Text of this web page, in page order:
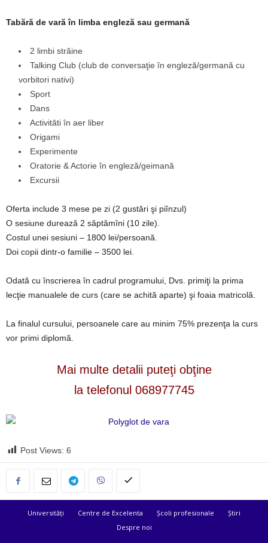
Tabără de vară în limba engleză sau germană
2 limbi străine
Talking Club (club de conversaţie în engleză/germană cu
vorbitori nativi)
Sport
Dans
Activităti în aer liber
Origami
Experimente
Oratorie & Actorie în engleză/geimană
Excursii
Oferta include 3 mese pe zi (2 gustări şi piînzul)
O sesiune durează 2 săptămîni (10 zile).
Costul unei sesiuni – 1800 lei/persoană.
Doi copii dintr-o familie – 3500 lei.
Odată cu înscrierea în cadrul programului, Dvs. primiţi la prima
lecţie manualele de curs (care se achită aparte) şi foaia matricolă.
La finalul cursului, persoanele care au minim 75% prezenţa la curs
vor primi diplomă.
Mai multe detalii puteţi obţine
la telefonul 068977745
Post Views: 6
Universități Centre de Excelenta Școli profesionale
Știri
Despre noi